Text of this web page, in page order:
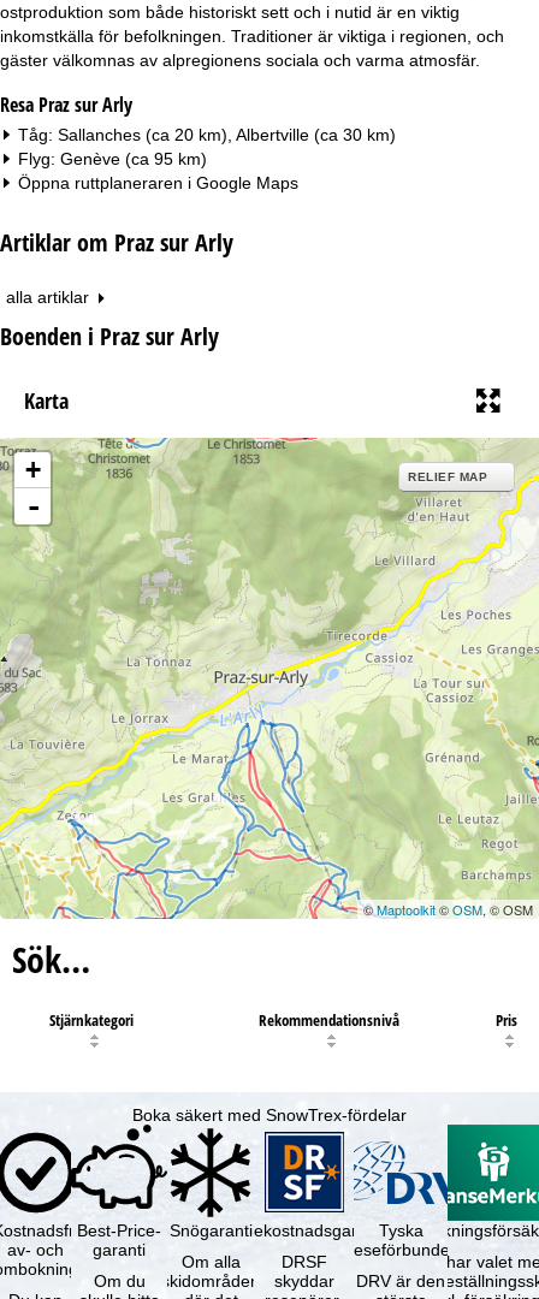
ostproduktion som både historiskt sett och i nutid är en viktig
inkomstkälla för befolkningen. Traditioner är viktiga i regionen, och
gäster välkomnas av alpregionens sociala och varma atmosfär.
Resa Praz sur Arly
Tåg: Sallanches (ca 20 km), Albertville (ca 30 km)
Flyg: Genève (ca 95 km)
Öppna ruttplaneraren i Google Maps
Artiklar om Praz sur Arly
alla artiklar
Boenden i Praz sur Arly
Karta
+
-
RELIEF MAP
©Maptoolkit©OSM, © OSM
Sök…
Stjärnkategori Rekommendationsnivå Pris
Boka säkert med SnowTrex-fördelar
av- och
Best-Price-
garanti
Om du
Snögaranti
Om alla
skidområden
Resekostnadsgaranti
DRSF
skyddar
Tyska
reseförbundet
DRV är den
Du har valet